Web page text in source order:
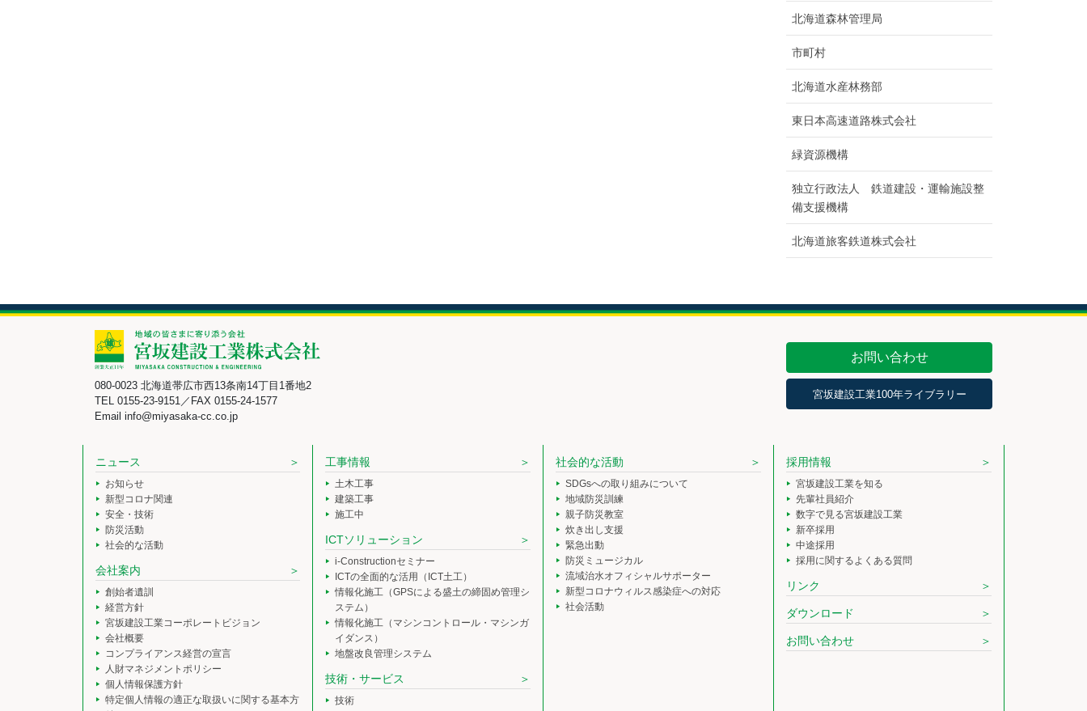
北海道森林管理局
市町村
北海道水産林務部
東日本高速道路株式会社
緑資源機構
独立行政法人 鉄道建設・運輸施設整
備支援機構
北海道旅客鉄道株式会社
080-0023 北海道帯広市西13条南14丁目1番地2
TEL 0155-23-9151／FAX 0155-24-1577
Email info@miyasaka-cc.co.jp
お問い合わせ
宮坂建設工業100年ライブラリー
ニュース
お知らせ
新型コロナ関連
安全・技術
防災活動
社会的な活動
会社案内
創始者遺訓
経営方針
宮坂建設工業コーポレートビジョン
会社概要
コンプライアンス経営の宣言
人財マネジメントポリシー
個人情報保護方針
特定個人情報の適正な取扱いに関する基本方
工事情報
土木工事
建築工事
施工中
ICTソリューション
i-Constructionセミナー
ICTの全面的な活用（ICT土工）
情報化施工（GPSによる盛土の締固め管理シ
ステム）
情報化施工（マシンコントロール・マシンガ
イダンス）
地盤改良管理システム
技術・サービス
技術
社会的な活動
SDGsへの取り組みについて
地域防災訓練
親子防災教室
炊き出し支援
緊急出動
防災ミュージカル
流域治水オフィシャルサポーター
新型コロナウィルス感染症への対応
社会活動
採用情報
宮坂建設工業を知る
先輩社員紹介
数字で見る宮坂建設工業
新卒採用
中途採用
採用に関するよくある質問
リンク
ダウンロード
お問い合わせ